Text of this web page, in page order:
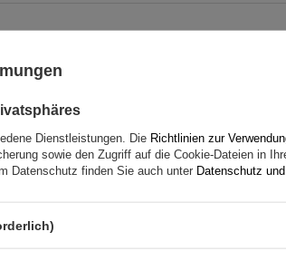
Dienstleistungen. Die Richtlinien zur
sowie den Zugriff auf die Cookie-Dateien in
Datenschutz finden Sie auch unter Datenschutz